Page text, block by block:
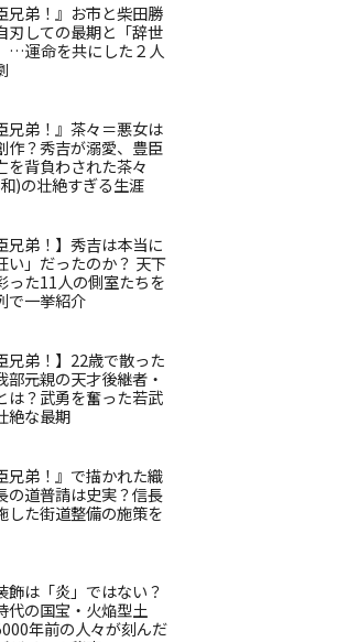
兄弟！』お市と柴田勝
刃しての最期と「辞世
…運命を共にした２人
兄弟！』茶々＝悪女は
作？秀吉が溺愛、豊臣
を背負わされた茶々
)の壮絶すぎる生涯
兄弟！】秀吉は本当に
い」だったのか？ 天下
った11人の側室たちを
で一挙紹介
兄弟！】22歳で散った
部元親の天才後継者・
は？武勇を奮った若武
絶な最期
兄弟！』で描かれた織
の道普請は史実？信長
した街道整備の施策を
飾は「炎」ではない？
代の国宝・火焔型土
年前の人々が刻んだ